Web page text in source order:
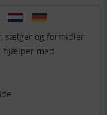
sælger og formidler
hjælper med